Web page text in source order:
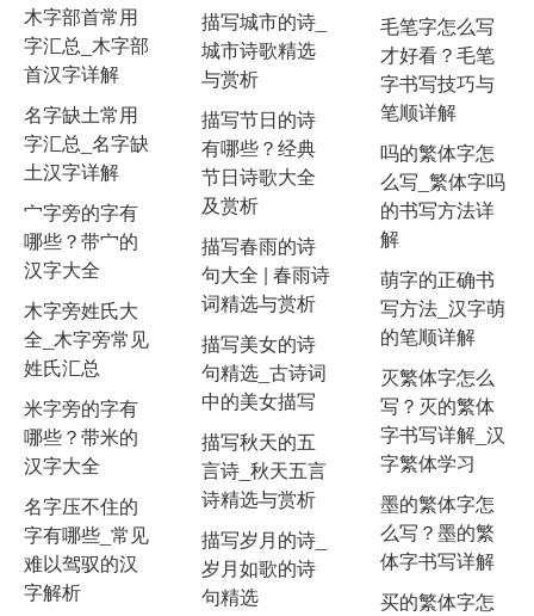
木字部首常用
字汇总_木字部
首汉字详解
名字缺土常用
字汇总_名字缺
土汉字详解
宀字旁的字有
哪些？带宀的
汉字大全
木字旁姓氏大
全_木字旁常见
姓氏汇总
米字旁的字有
哪些？带米的
汉字大全
名字压不住的
字有哪些_常见
难以驾驭的汉
字解析
描写城市的诗_
城市诗歌精选
与赏析
描写节日的诗
有哪些？经典
节日诗歌大全
及赏析
描写春雨的诗
句大全 | 春雨诗
词精选与赏析
描写美女的诗
句精选_古诗词
中的美女描写
描写秋天的五
言诗_秋天五言
诗精选与赏析
描写岁月的诗_
岁月如歌的诗
句精选
毛笔字怎么写
才好看？毛笔
字书写技巧与
笔顺详解
吗的繁体字怎
么写_繁体字吗
的书写方法详
解
萌字的正确书
写方法_汉字萌
的笔顺详解
灭繁体字怎么
写？灭的繁体
字书写详解_汉
字繁体学习
墨的繁体字怎
么写？墨的繁
体字书写详解
买的繁体字怎